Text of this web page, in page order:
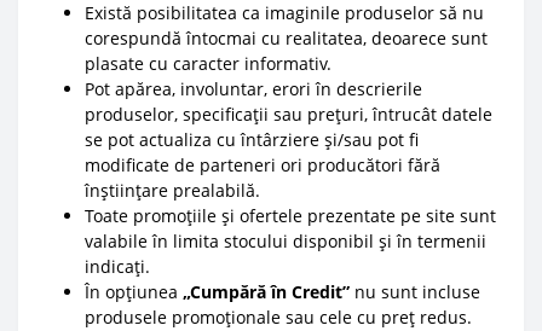
Există posibilitatea ca imaginile produselor să nu
corespundă întocmai cu realitatea, deoarece sunt
plasate cu caracter informativ.
Pot apărea, involuntar, erori în descrierile
produselor, specificații sau prețuri, întrucât datele
se pot actualiza cu întârziere și/sau pot fi
modificate de parteneri ori producători fără
înștiințare prealabilă.
Toate promoțiile și ofertele prezentate pe site sunt
valabile în limita stocului disponibil și în termenii
indicați.
În opțiunea „Cumpără în Credit” nu sunt incluse
produsele promoționale sau cele cu preț redus.